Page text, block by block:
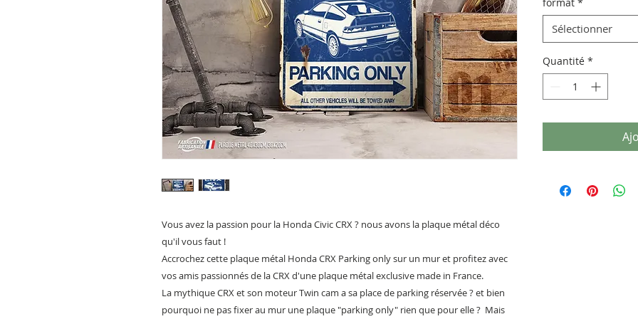
Vous avez la passion pour la Honda Civic CRX ? nous avons la plaque métal déco
qu'il vous faut !
Accrochez cette plaque métal Honda CRX Parking only sur un mur et profitez avec
vos amis passionnés de la CRX d'une plaque métal exclusive made in France.
La mythique CRX et son moteur Twin cam a sa place de parking réservée ? et bien
pourquoi ne pas fixer au mur une plaque "parking only" rien que pour elle ? Mais
Sélectionner
Quantité *